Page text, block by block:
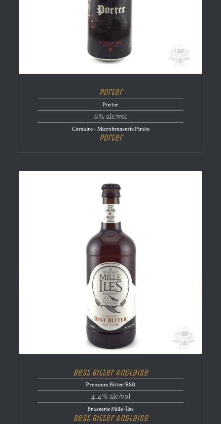
Porter
Porter
6% alc/vol
Corsaire - Microbrasserie Pirate
Porter
Best Bitter Anglaise
Premium Bitter/ESB
4.4% alc/vol
Brasserie Mille-Îles
Best Bitter Anglaise